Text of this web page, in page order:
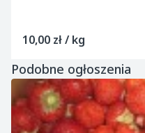
10,00 zł / kg
Podobne ogłoszenia